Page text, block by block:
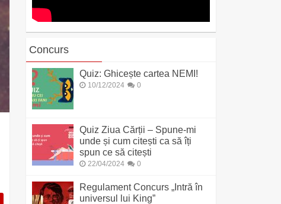
Concurs
Quiz: Ghicește cartea NEMI!
10/12/2024 0
Quiz Ziua Cărții – Spune-mi
unde și cum citești ca să îți
spun ce să citești
22/04/2024 0
Regulament Concurs „Intră în
universul lui King”